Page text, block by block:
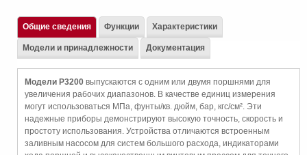
Общие сведения
Модели P3200 выпускаются с одним или двумя поршнями для
увеличения рабочих диапазонов. В качестве единиц измерения
могут использоваться МПа, фунты/кв. дюйм, бар, кгс/см². Эти
надежные приборы демонстрируют высокую точность, скорость и
простоту использования. Устройства отличаются встроенным
заливным насосом для систем большого расхода, индикаторами
Функции Характеристики
Модели и принадлежности Документация